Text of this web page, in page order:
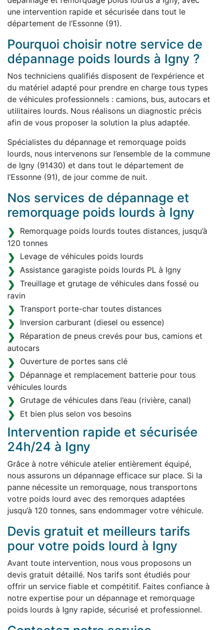
une intervention rapide et sécurisée dans tout le
département de l’Essonne (91).
Pourquoi choisir notre service de
dépannage poids lourds à Igny ?
Nos techniciens qualifiés disposent de l’expérience et
du matériel adapté pour prendre en charge tous types
de véhicules professionnels : camions, bus, autocars et
utilitaires lourds. Nous réalisons un diagnostic précis
afin de vous proposer la solution la plus adaptée.
Spécialistes du dépannage et remorquage poids
lourds, nous intervenons sur l’ensemble de la commune
de Igny (91430) et dans tout le département de
l’Essonne (91), de jour comme de nuit.
Nos services de dépannage et
remorquage poids lourds à Igny
Remorquage poids lourds toutes distances, jusqu’à
120 tonnes
Levage de véhicules poids lourds
Assistance garagiste poids lourds PL à Igny
Treuillage et grutage de véhicules dans fossé ou
ravin
Transport porte-char toutes distances
Inversion carburant (diesel ou essence)
Réparation de pneus crevés pour bus, camions et
autocars
Ouverture de portes sans clé
Dépannage et remplacement batterie pour tous
véhicules lourds
Grutage de véhicules dans l’eau (rivière, canal)
Et bien plus selon vos besoins
Intervention rapide et sécurisée
24h/24 à Igny
Grâce à notre véhicule atelier entièrement équipé,
nous assurons un dépannage efficace sur place. Si la
panne nécessite un remorquage, nous transportons
votre poids lourd avec des remorques adaptées
jusqu’à 120 tonnes, sans endommager votre véhicule.
Devis gratuit et meilleurs tarifs
pour votre poids lourd à Igny
Avant toute intervention, nous vous proposons un
devis gratuit détaillé. Nos tarifs sont étudiés pour
offrir un service fiable et compétitif. Faites confiance à
notre expertise pour un dépannage et remorquage
poids lourds à Igny rapide, sécurisé et professionnel.